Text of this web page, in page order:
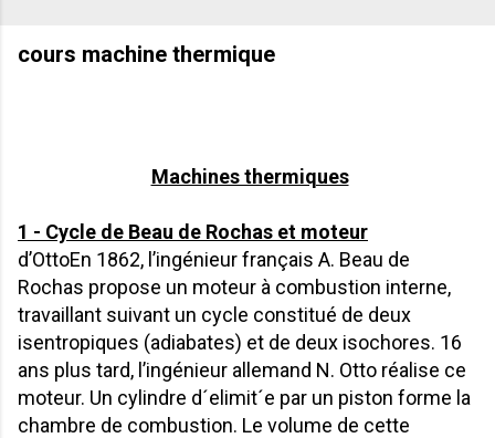
cours machine thermique
Machines thermiques
1 - Cycle de Beau de Rochas et moteur
d’OttoEn 1862, l’ingénieur français A. Beau de
Rochas propose un moteur à combustion interne,
travaillant suivant un cycle constitué de deux
isentropiques (adiabates) et de deux isochores. 16
ans plus tard, l’ingénieur allemand N. Otto réalise ce
moteur. Un cylindre d´elimit´e par un piston forme la
chambre de combustion. Le volume de cette